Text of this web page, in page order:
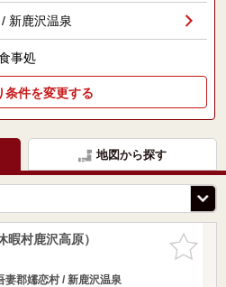
新鹿沢温泉
事処
条件を変更する
地図から探す
お気に入
りに追加
村鹿沢高原）
妻郡嬬恋村 / 新鹿沢温泉